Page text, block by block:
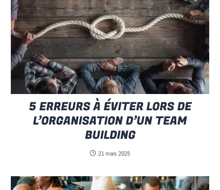
5 ERREURS À ÉVITER LORS DE
L’ORGANISATION D’UN TEAM
BUILDING
21 mars 2025